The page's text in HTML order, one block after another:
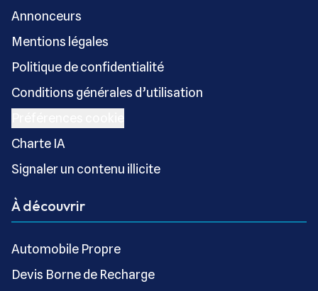
Annonceurs
Mentions légales
Politique de confidentialité
Conditions générales d’utilisation
Charte IA
Signaler un contenu illicite
À découvrir
Automobile Propre
Devis Borne de Recharge